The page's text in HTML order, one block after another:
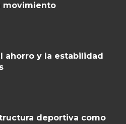
movimiento
ahorro y la estabilidad
deportiva como